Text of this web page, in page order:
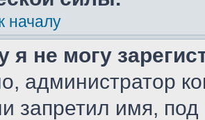
началу
я не могу
администратор
запретил имя,